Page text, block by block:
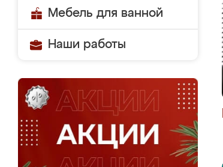
Мебель для ванной
Наши работы